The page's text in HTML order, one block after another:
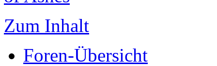
Zum Inhalt
Foren-Übersicht